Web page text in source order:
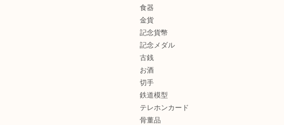
食器
金貨
記念貨幣
記念メダル
古銭
お酒
切手
鉄道模型
テレホンカード
骨董品